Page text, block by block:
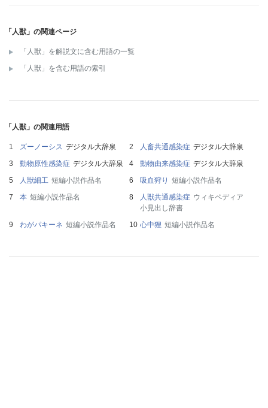
「人獣」の関連ページ
「人獣」を解説文に含む用語の一覧
「人獣」を含む用語の索引
「人獣」の関連用語
ズーノーシス デジタル大辞泉 人畜共通感染症 デジタル大辞泉
動物原性感染症 デジタル大辞泉 動物由来感染症 デジタル大辞泉
人獣細工 短編小説作品名 吸血狩り 短編小説作品名
本 短編小説作品名 人獣共通感染症 ウィキペディア
小見出し辞書
わがパキーネ 短編小説作品名 心中狸 短編小説作品名